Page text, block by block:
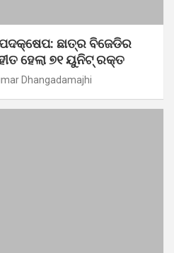
ଛାତ୍ର ବିଜେଡିର
ହେଲା ୭୧ ୟୁନିଟ୍ ରକ୍ତ
Dhangadamajhi